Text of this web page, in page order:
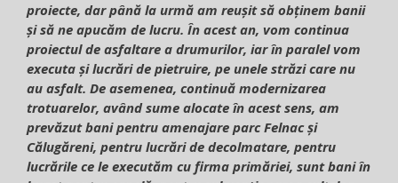
proiecte, dar până la urmă am reușit să obținem banii
și să ne apucăm de lucru. În acest an, vom continua
proiectul de asfaltare a drumurilor, iar în paralel vom
executa și lucrări de pietruire, pe unele străzi care nu
au asfalt. De asemenea, continuă modernizarea
trotuarelor, având sume alocate în acest sens, am
prevăzut bani pentru amenajare parc Felnac și
Călugăreni, pentru lucrări de decolmatare, pentru
lucrările ce le executăm cu firma primăriei, sunt bani în